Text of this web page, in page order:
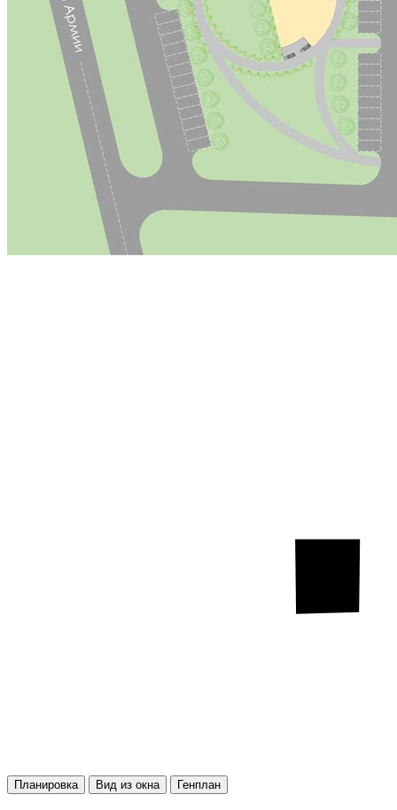
Планировка Вид из окна Генплан